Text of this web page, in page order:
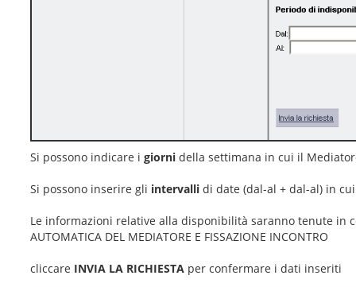
Si possono indicare i giorni della settimana in cui il
Si possono inserire gli intervalli di date (dal-al + dal-al) in
Le informazioni relative alla disponibilità saranno tenute in
AUTOMATICA DEL MEDIATORE E FISSAZIONE INCONTRO
cliccare INVIA LA RICHIESTA per confermare i dati inseriti